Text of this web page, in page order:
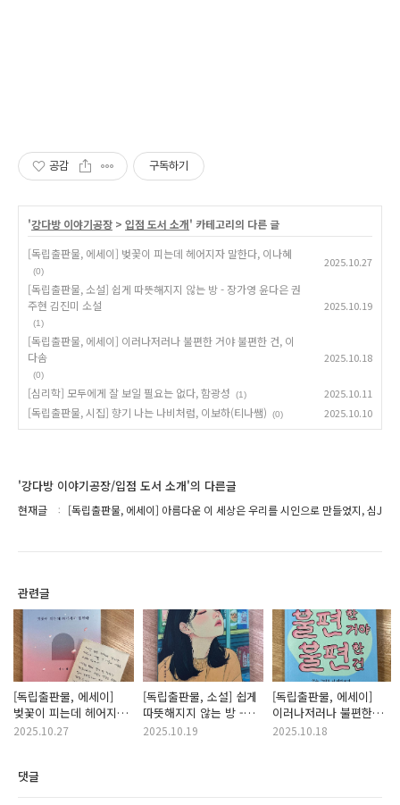
공감 구독하기
'강다방 이야기공장 > 입점 도서 소개' 카테고리의 다른 글
[독립출판물, 에세이] 벚꽃이 피는데 헤어지자 말한다, 이나혜
(0)
2025.10.27
[독립출판물, 소설] 쉽게 따뜻해지지 않는 방 - 장가영 윤다은 권
주현 김진미 소설
(1)
2025.10.19
[독립출판물, 에세이] 이러나저러나 불편한 거야 불편한 건, 이
다솜
(0)
2025.10.18
[심리학] 모두에게 잘 보일 필요는 없다, 함광성 (1) 2025.10.11
[독립출판물, 시집] 향기 나는 나비처럼, 이보하(티나쌤) (0) 2025.10.10
'강다방 이야기공장/입점 도서 소개'의 다른글
현재글 [독립출판물, 에세이] 아름다운 이 세상은 우리를 시인으로 만들었지, 심J
관련글
[독립출판물, 에세이]
벚꽃이 피는데 헤어지자
말한다, 이나혜
2025.10.27
[독립출판물, 소설] 쉽게
따뜻해지지 않는 방 -
장가영 윤다은 권주현
2025.10.19
[독립출판물, 에세이]
이러나저러나 불편한
거야 불편한 건, 이다솜
2025.10.18
댓글